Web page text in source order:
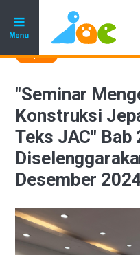
Report 16 Desember
"Seminar
Konstruksi
Teks JAC" Bab
Desember